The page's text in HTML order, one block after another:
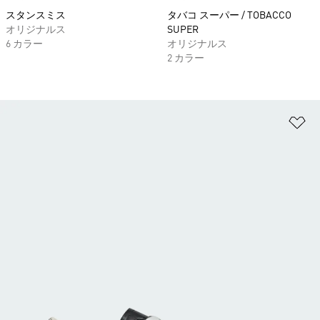
スタンスミス
オリジナルス
6 カラー
タバコ スーパー / TOBACCO
SUPER
オリジナルス
2 カラー